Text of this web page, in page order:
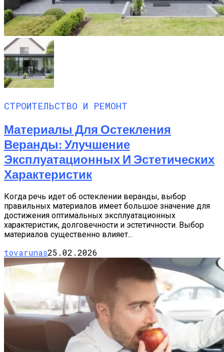
СТРОИТЕЛЬСТВО И РЕМОНТ
Материалы Для Остекления
Веранды: Улучшение
Эксплуатационных И Эстетических
Характеристик
Когда речь идет об остеклении веранды, выбор
правильных материалов имеет большое значение для
достижения оптимальных эксплуатационных
характеристик, долговечности и эстетичности. Выбор
материалов существенно влияет...
tovarunas25.02.2026